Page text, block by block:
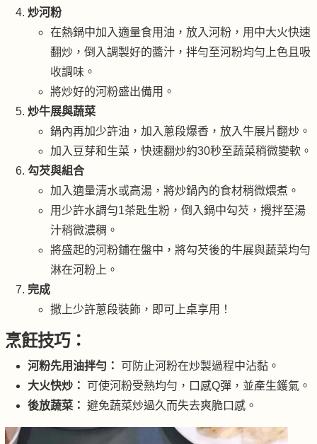
炒河粉
在熱鍋中加入適量食用油，放入河粉，用中大火快速
翻炒，倒入調製好的醬汁，拌勻至河粉均勻上色且吸
收調味。
將炒好的河粉盛出備用。
炒牛展與蔬菜
鍋內再加少許油，加入蔥段爆香，放入牛展片翻炒。
加入豆芽和生菜，快速翻炒約30秒至蔬菜稍微變軟。
勾芡與組合
加入適量清水或高湯，將炒鍋內的食材稍微煨煮。
用少許水調勻1茶匙生粉，倒入鍋中勾芡，攪拌至湯
汁稍微濃稠。
將盛起的河粉鋪在盤中，將勾芡後的牛展與蔬菜均勻
淋在河粉上。
完成
撒上少許蔥段裝飾，即可上桌享用！
烹飪技巧：
河粉先用油拌勻：
可防止河粉在炒製過程中沾黏。
大火快炒：
可使河粉受熱均勻，口感Q彈，並產生鑊氣。
後放蔬菜： 避免蔬菜炒過久而失去爽脆口感。